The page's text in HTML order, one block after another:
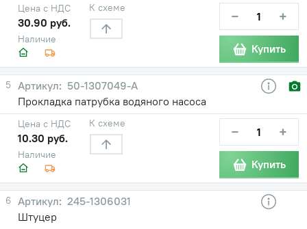
Наличие
Цена с НДС
30.90 руб.
К схеме − +
Купить
5
50-1307049-А
Прокладка патрубка водяного насоса
Наличие
Цена с НДС
10.30 руб.
К схеме − +
Купить
6
245-1306031
Штуцер